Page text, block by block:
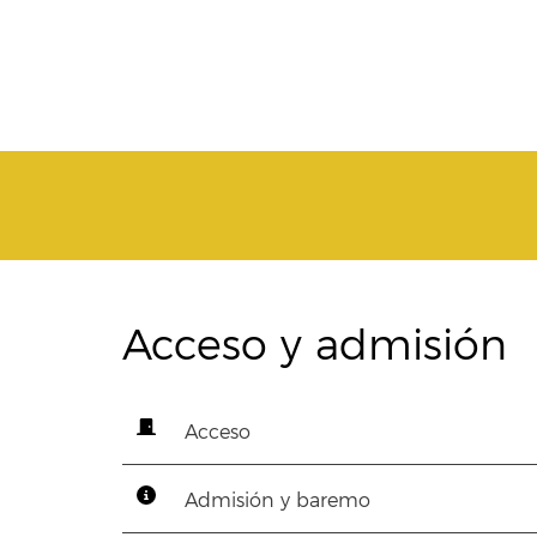
Acceso y admisión
Acceso
Admisión y baremo